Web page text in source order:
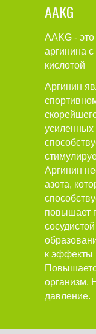
AAKG
AAKG -
аргинина
кислотой
Аргинин
усиленных
Аргинин
азота,
повышает
к эффекты
организм.
давление.